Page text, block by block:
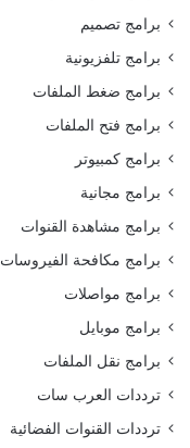
برامج تصميم
برامج تلفزيونية
برامج ضغط الملفات
برامج فتح الملفات
برامج كمبيوتر
برامج مجانية
برامج مشاهدة القنوات
برامج مكافحة الفيروسات
برامج مواصلات
برامج موبايل
برامج نقل الملفات
ترددات العرب سات
ترددات القنوات الفضائية